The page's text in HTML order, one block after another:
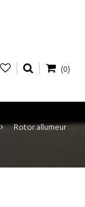
(0)
>
Rotor allumeur